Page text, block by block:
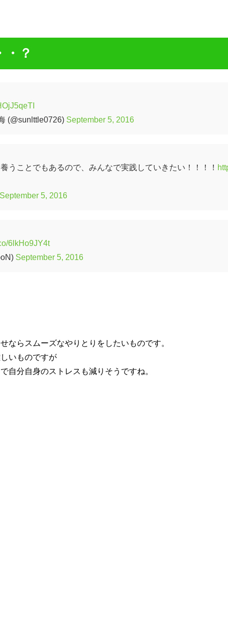
・？
(@sunlttle0726) September 5, 2016
うことでもあるので、みんなで実践していきたい！！！！
September 5, 2016
6lkHo9JY4t
September 5, 2016
ならスムーズなやりとりをしたいものです。
いものですが
自分自身のストレスも減りそうですね。